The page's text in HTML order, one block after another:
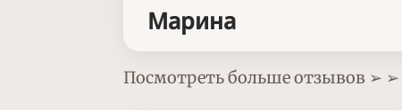
Марина
Посмотреть больше отзывов ➢